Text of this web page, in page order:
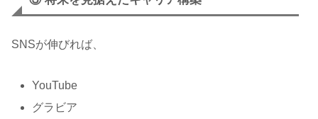
SNSが伸びれば、
YouTube
グラビア